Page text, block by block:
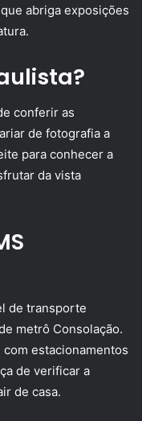
abriga exposições
conferir as
de fotografia a
para conhecer a
da vista
de transporte
metrô Consolação.
estacionamentos
de verificar a
de casa.